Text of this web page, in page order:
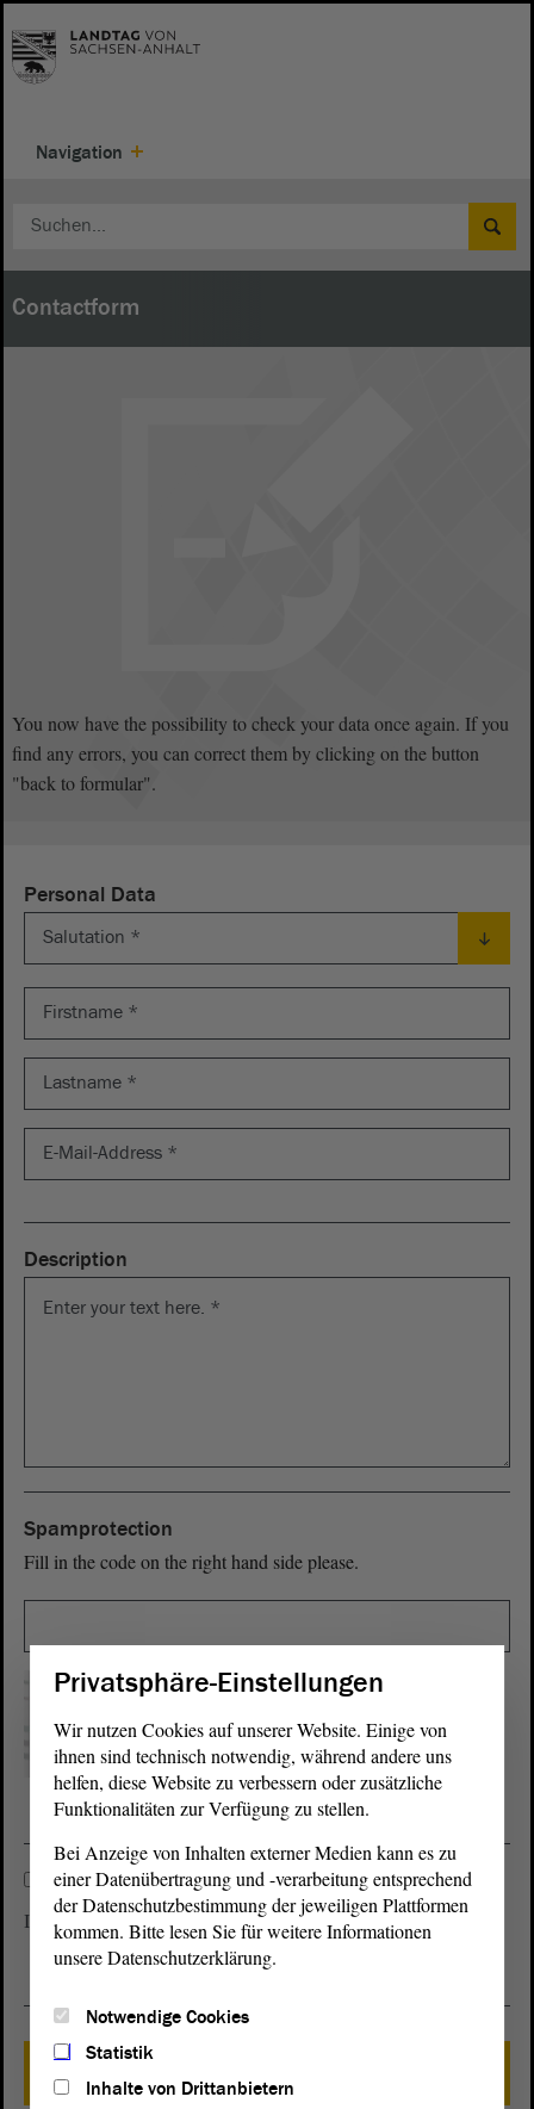
Navigation
Contactform
You now have the possibility to check your data once again. If you
find any errors, you can correct them by clicking on the button
"back to formular".
Personal Data
Salutation
Firstname
Lastname
E-Mail-Address
Description
Description
Spamprotection
Fill in the code on the right hand side please.
Wenn Sie das Wort
bitte hier klicken .
I have read and accepted the data privacy. *
Privatsphäre-Einstellungen
Wir nutzen Cookies auf unserer Website. Einige von
ihnen sind technisch notwendig, während andere uns
helfen, diese Website zu verbessern oder zusätzliche
Funktionalitäten zur Verfügung zu stellen.
Bei Anzeige von Inhalten externer Medien kann es zu
einer Datenübertragung und -verarbeitung entsprechend
der Datenschutzbestimmung der jeweiligen Plattformen
kommen. Bitte lesen Sie für weitere Informationen
unsere Datenschutzerklärung.
Notwendige Cookies
Statistik
Inhalte von Drittanbietern